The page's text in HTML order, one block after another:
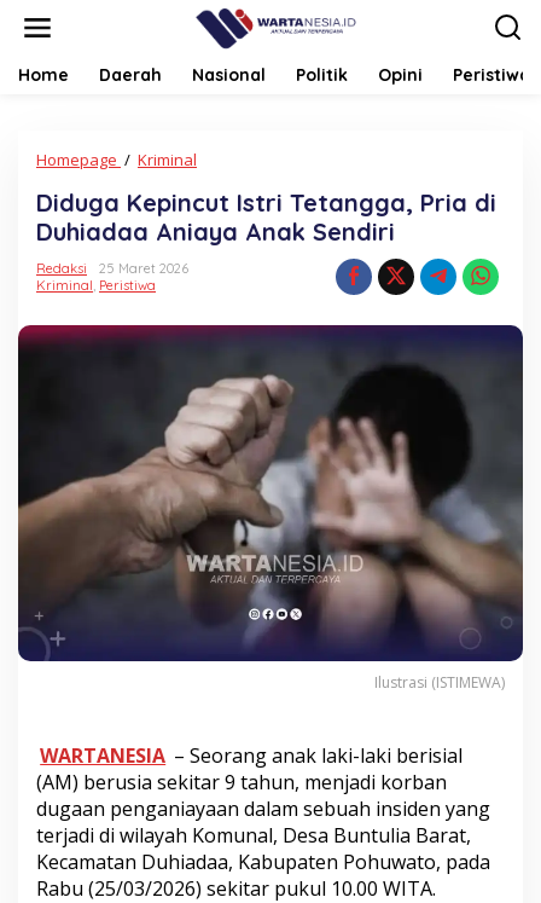
Home Daerah Nasional Politik Opini Peristiwa
Homepage / Kriminal
Istri
Tetangga,
Pria
Anak
Diduga Kepincut Istri Tetangga, Pria di
Duhiadaa Aniaya Anak Sendiri
Redaksi
25 Maret 2026
Kriminal, Peristiwa
Ilustrasi (ISTIMEWA)
WARTANESIA – Seorang anak laki-laki berisial
(AM) berusia sekitar 9 tahun, menjadi korban
dugaan penganiayaan dalam sebuah insiden yang
terjadi di wilayah Komunal, Desa Buntulia Barat,
Kecamatan Duhiadaa, Kabupaten Pohuwato, pada
Rabu (25/03/2026) sekitar pukul 10.00 WITA.